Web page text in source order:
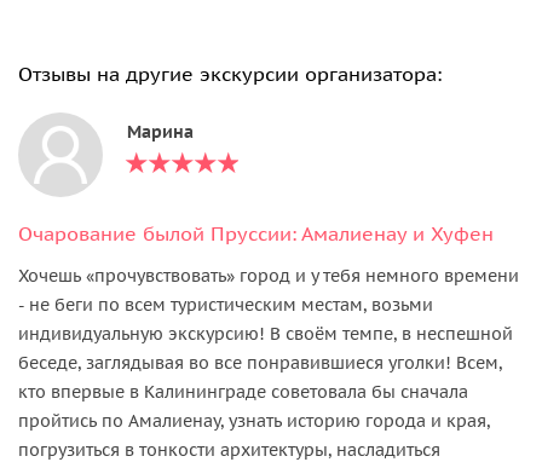
Отзывы на другие экскурсии организатора:
Марина
Очарование былой Пруссии: Амалиенау и Хуфен
Хочешь «прочувствовать» город и у тебя немного времени
- не беги по всем туристическим местам, возьми
индивидуальную экскурсию! В своём темпе, в неспешной
беседе, заглядывая во все понравившиеся уголки! Всем,
кто впервые в Калининграде советовала бы сначала
пройтись по Амалиенау, узнать историю города и края,
погрузиться в тонкости архитектуры, насладиться